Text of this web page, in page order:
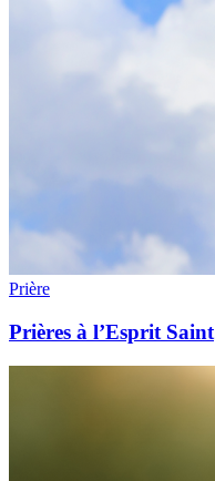
Prière
Prières à l’Esprit Saint